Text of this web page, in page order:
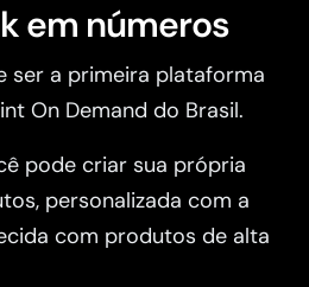
em números
ser a primeira plataforma
On Demand do Brasil.
pode criar sua própria
personalizada com a
com produtos de alta